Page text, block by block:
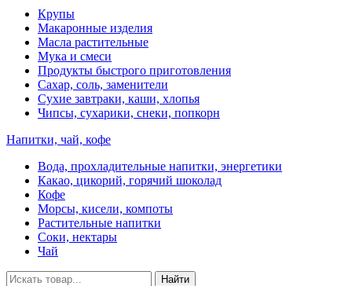
Крупы
Макаронные изделия
Масла растительные
Мука и смеси
Продукты быстрого приготовления
Сахар, соль, заменители
Сухие завтраки, каши, хлопья
Чипсы, сухарики, снеки, попкорн
Напитки, чай, кофе
Вода, прохладительные напитки, энергетики
Какао, цикорий, горячий шоколад
Кофе
Морсы, кисели, компоты
Растительные напитки
Соки, нектары
Чай
Найти